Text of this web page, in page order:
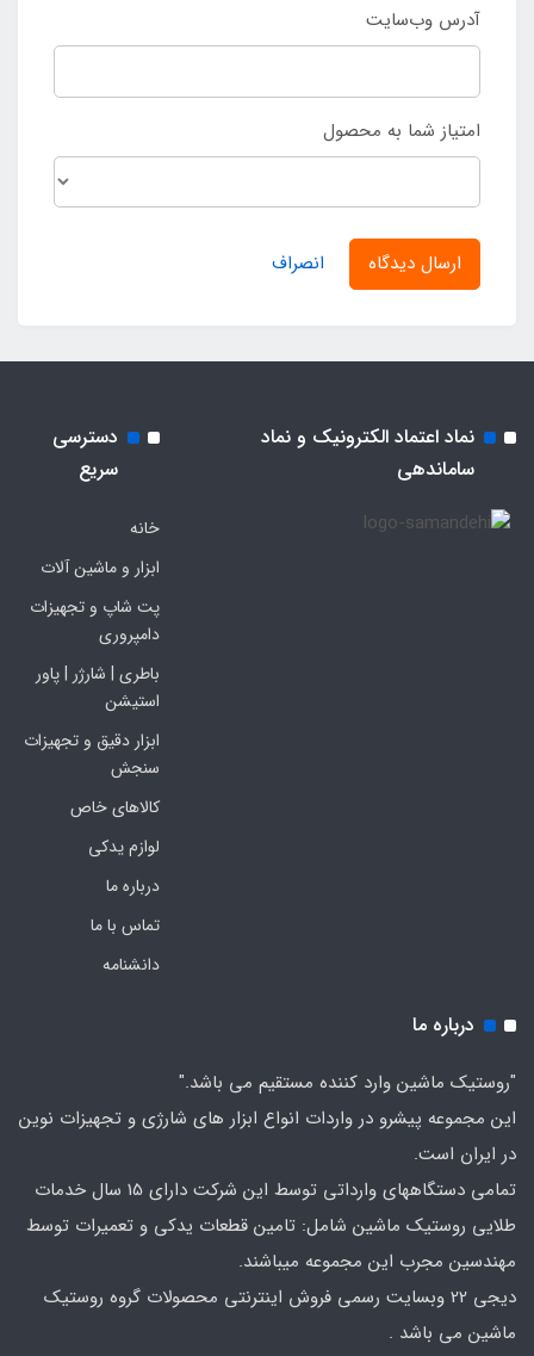
آدرس وب‌سایت
امتیاز شما به محصول
ارسال دیدگاه انصراف
نماد اعتماد الکترونیک و نماد
ساماندهی
دسترسی
سریع
خانه
ابزار و ماشین آلات
پت شاپ و تجهیزات
دامپروری
باطری | شارژر | پاور
استیشن
ابزار دقیق و تجهیزات
سنجش
کالاهای خاص
لوازم یدکی
درباره ما
تماس با ما
دانشنامه
درباره ما
"روستیک ماشین وارد کننده مستقیم می باشد."
این مجموعه پیشرو در واردات انواع ابزار های شارژی و تجهیزات نوین
در ایران است.
تمامی دستگاههای وارداتی توسط این شرکت دارای 15 سال خدمات
طلایی روستیک ماشین شامل: تامین قطعات یدکی و تعمیرات توسط
مهندسین مجرب این مجموعه میباشند.
دیجی 22 وبسایت رسمی فروش اینترنتی محصولات گروه روستیک
ماشین می باشد .